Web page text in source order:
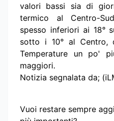
valori bassi sia di
termico al Centro-
spesso inferiori ai 18°
sotto i 10° al Centro,
Temperature un po'
maggiori.
Notizia segnalata da;
Vuoi restare sempre